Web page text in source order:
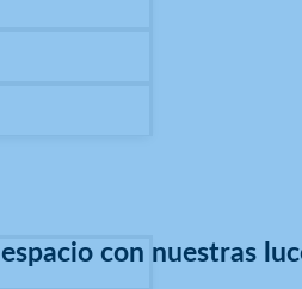
con nuestras